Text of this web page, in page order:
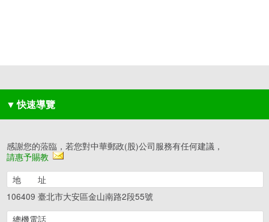
▼ 快速導覽
感謝您的蒞臨，若您對中華郵政(股)公司服務有任何建議，
請惠予賜教
地 址
106409 臺北市大安區金山南路2段55號
總機電話